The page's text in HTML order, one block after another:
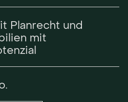
Planrecht und
mit